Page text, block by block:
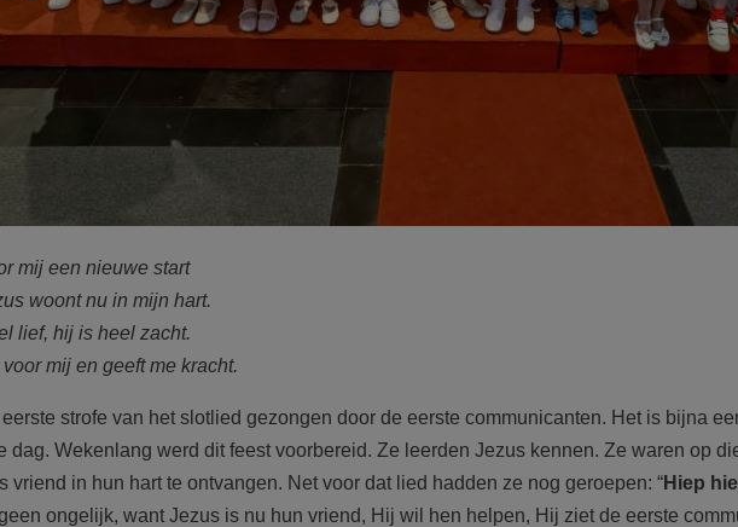
mij een nieuwe start
woont nu in mijn hart.
lief, hij is heel zacht.
mij en geeft me kracht.
eerste strofe van het slotlied gezongen door de eerste communicanten. Het is bijna
dag. Wekenlang werd dit feest voorbereid. Ze leerden Jezus kennen. Ze waren op
vriend in hun hart te ontvangen. Net voor dat lied hadden ze nog geroepen: “Hiep
ongelijk, want Jezus is nu hun vriend, Hij wil hen helpen, Hij ziet de eerste